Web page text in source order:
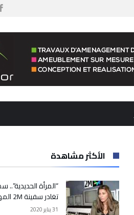
الأكثر مشاهدة
“المرأة
تغادر سفينة 2M المهددة بالغرق
31 يناير 2020